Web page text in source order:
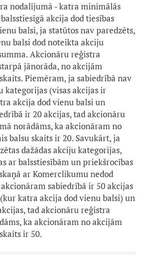
nodalījumā - katra minimālās
akcija dod tiesības
balsi, ja statūtos nav paredzēts,
balsi dod noteikta akciju
Akcionāru reģistra
jānorāda, no akcijām
Piemēram, ja sabiedrībā nav
kategorijas (visas akcijas ir
akcija dod vienu balsi un
ir 20 akcijas, tad akcionāru
norādāms, ka akcionāram no
balsu skaits ir 20. Savukārt, ja
dažādas akciju kategorijas,
ar balsstiesībām un priekšrocības
ar Komerclikumu nedod
sabiedrībā ir 50 akcijas
katra akcija dod vienu balsi) un
tad akcionāru reģistra
ka akcionāram no akcijām
ir 50.